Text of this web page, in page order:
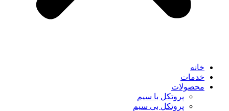
خانه
خدمات
محصولات
پروتکل با سیم
پروتکل بی سیم